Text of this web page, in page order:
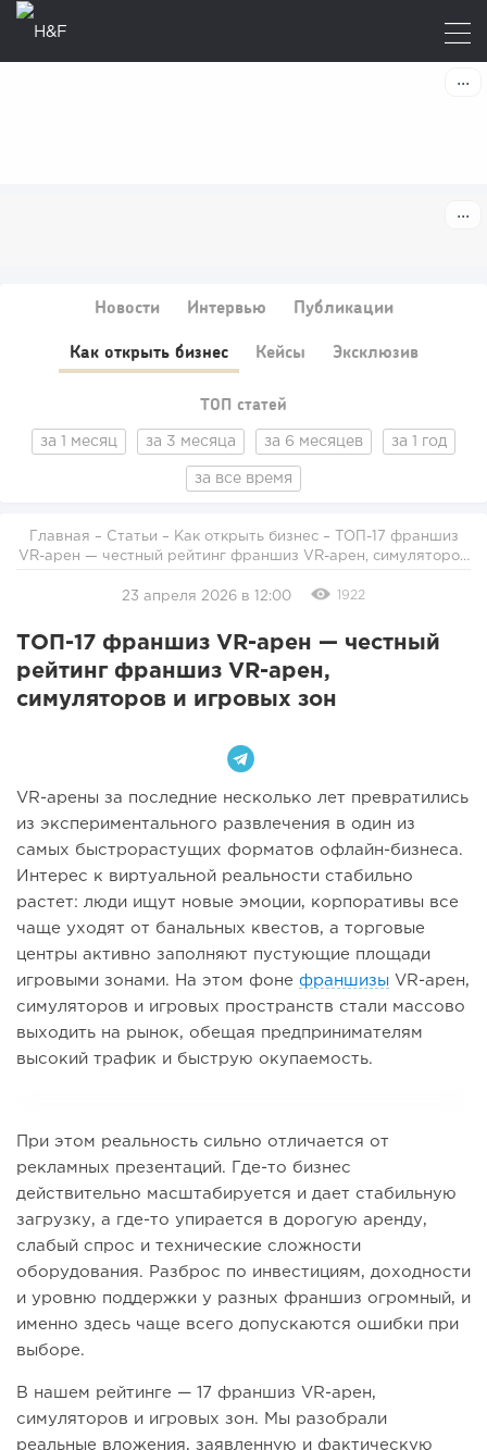
Новости Интервью Публикации
Как открыть бизнес Кейсы Эксклюзив
ТОП статей
за 1 месяц за 3 месяца за 6 месяцев за 1 год
за все время
Главная – Статьи – Как открыть бизнес– ТОП-17 франшиз
VR-арен — честный рейтинг франшиз VR-арен, симуляторов
23 апреля 2026 в 12:00
1922
ТОП-17 франшиз VR-арен — честный
рейтинг франшиз VR-арен,
симуляторов и игровых зон
VR-арены за последние несколько лет превратились
из экспериментального развлечения в один из
самых быстрорастущих форматов офлайн-бизнеса.
Интерес к виртуальной реальности стабильно
растет: люди ищут новые эмоции, корпоративы все
чаще уходят от банальных квестов, а торговые
центры активно заполняют пустующие площади
игровыми зонами. На этом фоне франшизы VR-арен,
симуляторов и игровых пространств стали массово
выходить на рынок, обещая предпринимателям
высокий трафик и быструю окупаемость.
При этом реальность сильно отличается от
рекламных презентаций. Где-то бизнес
действительно масштабируется и дает стабильную
загрузку, а где-то упирается в дорогую аренду,
слабый спрос и технические сложности
оборудования. Разброс по инвестициям, доходности
и уровню поддержки у разных франшиз огромный, и
именно здесь чаще всего допускаются ошибки при
выборе.
В нашем рейтинге — 17 франшиз VR-арен,
симуляторов и игровых зон. Мы разобрали
реальные вложения, заявленную и фактическую